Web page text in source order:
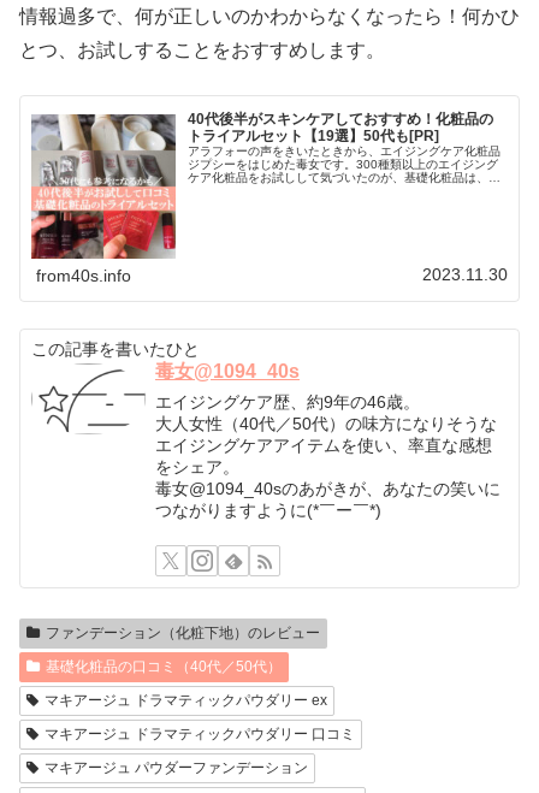
情報過多で、何が正しいのかわからなくなったら！何かひ
とつ、お試しすることをおすすめします。
40代後半がスキンケアしておすすめ！化粧品の
トライアルセット【19選】50代も[PR]
アラフォーの声をきいたときから、エイジングケア化粧品
ジプシーをはじめた毒女です。300種類以上のエイジング
ケア化粧品をお試しして気づいたのが、基礎化粧品は、最
from40s.info 2023.11.30
この記事を書いたひと
毒女@1094_40s
エイジングケア歴、約9年の46歳。
大人女性（40代／50代）の味方になりそうな
エイジングケアアイテムを使い、率直な感想
をシェア。
毒女@1094_40sのあがきが、あなたの笑いに
つながりますように(*￣ー￣*)
ファンデーション（化粧下地）のレビュー
基礎化粧品の口コミ（40代／50代）
マキアージュ ドラマティックパウダリー ex
マキアージュ ドラマティックパウダリー 口コミ
マキアージュ パウダーファンデーション